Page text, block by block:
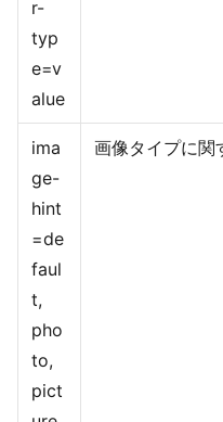
r-
typ
e=v
alue
ima
ge-
hint
=de
faul
t,
pho
to,
pict
画像タイプに関